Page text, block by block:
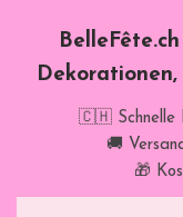
🇨🇭 Schnelle
🚚
🎁